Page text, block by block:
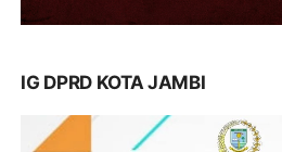
IG DPRD KOTA JAMBI